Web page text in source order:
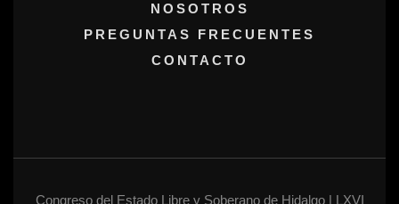
NOSOTROS
PREGUNTAS FRECUENTES
CONTACTO
Congreso del Estado Libre y Soberano de Hidalgo | LXVI